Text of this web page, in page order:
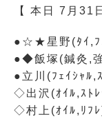
【 本日 7月31
●☆★星野(ﾀｲ,ﾌ
●◆飯塚(鍼灸,
●立川(ﾌｪｲｼｬﾙ,
◇出沢(ｵｲﾙ,ｽﾄ
◇村上(ｵｲﾙ,ﾘﾌ